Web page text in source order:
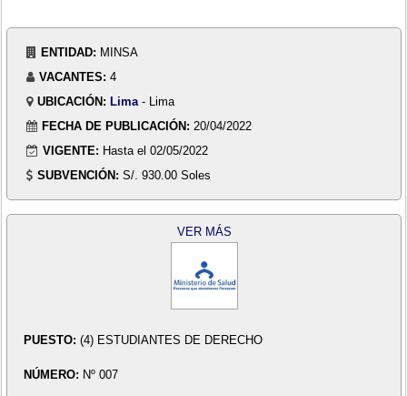
ENTIDAD: MINSA
VACANTES: 4
UBICACIÓN: Lima - Lima
FECHA DE PUBLICACIÓN: 20/04/2022
VIGENTE: Hasta el 02/05/2022
SUBVENCIÓN: S/. 930.00 Soles
VER MÁS
PUESTO: (4) ESTUDIANTES DE DERECHO
NÚMERO: Nº 007